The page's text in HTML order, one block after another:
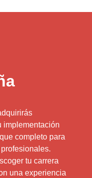
implementación
completo para
tu carrera
una experiencia